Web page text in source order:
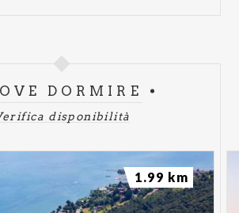
DORMIRE
disponibilità
1.99 km